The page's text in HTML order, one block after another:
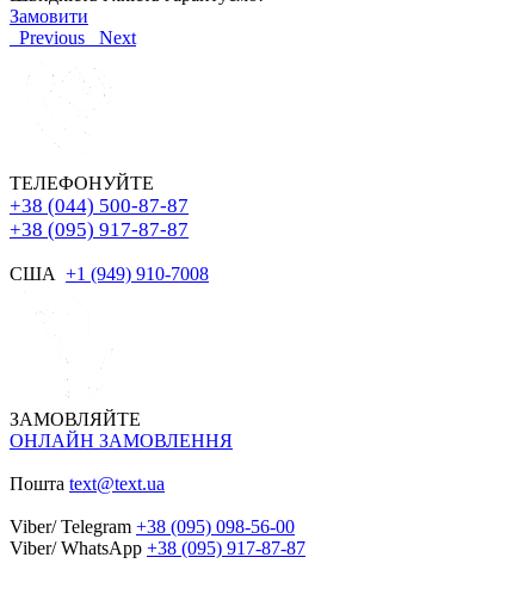
Замовити
Previous
Next
ТЕЛЕФОНУЙТЕ
+38 (044) 500-87-87
+38 (095) 917-87-87
США +1 (949) 910-7008
ЗАМОВЛЯЙТЕ
ОНЛАЙН ЗАМОВЛЕННЯ
Пошта text@text.ua
Viber/ Telegram +38 (095) 098-56-00
Viber/ WhatsApp +38 (095) 917-87-87